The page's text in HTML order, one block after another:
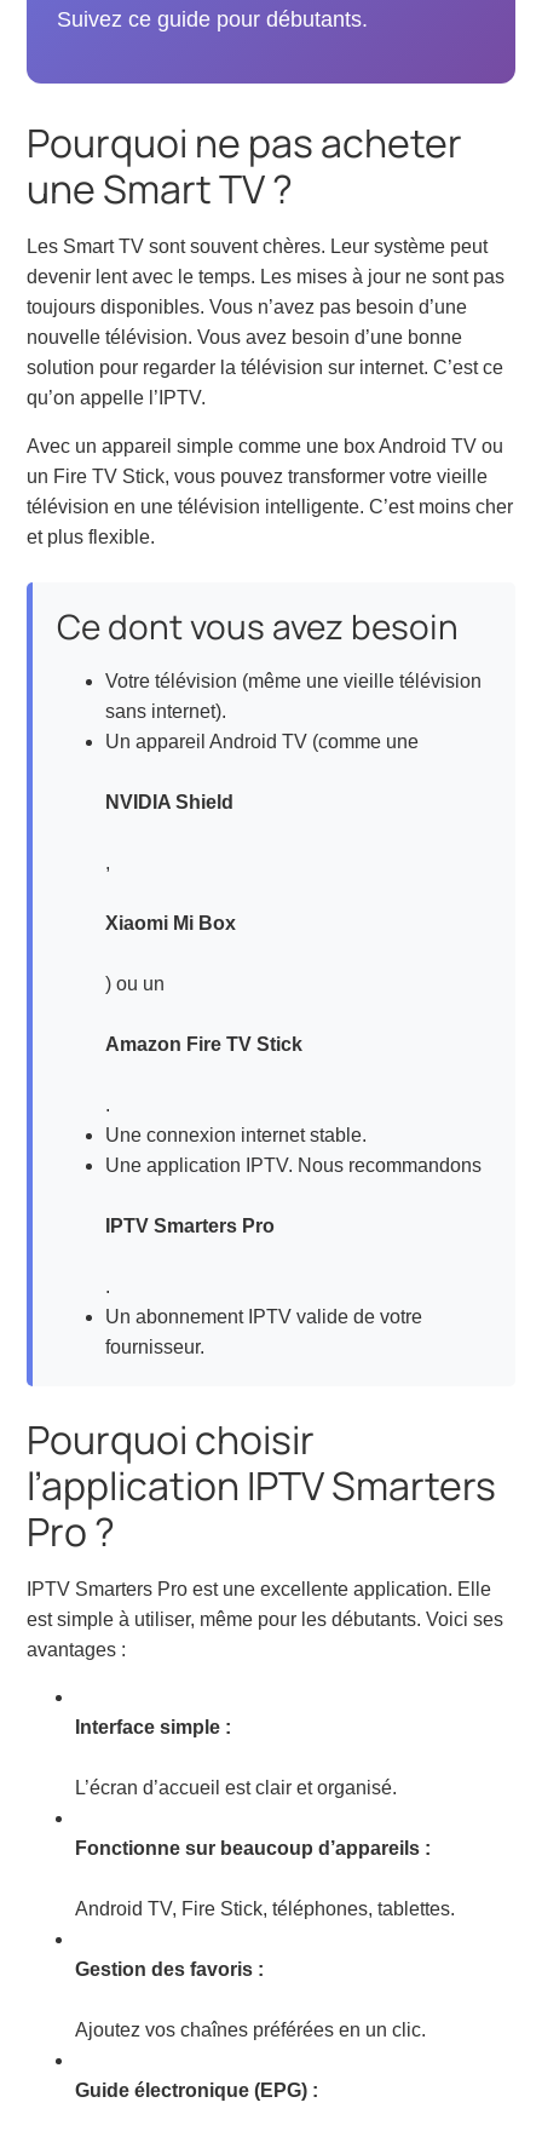
Suivez ce guide pour débutants.
Pourquoi ne pas acheter
une Smart TV ?
Les Smart TV sont souvent chères. Leur système peut
devenir lent avec le temps. Les mises à jour ne sont pas
toujours disponibles. Vous n’avez pas besoin d’une
nouvelle télévision. Vous avez besoin d’une bonne
solution pour regarder la télévision sur internet. C’est ce
qu’on appelle l’IPTV.
Avec un appareil simple comme une box Android TV ou
un Fire TV Stick, vous pouvez transformer votre vieille
télévision en une télévision intelligente. C’est moins cher
et plus flexible.
Ce dont vous avez besoin
Votre télévision (même une vieille télévision
sans internet).
Un appareil Android TV (comme une
NVIDIA Shield
,
Xiaomi Mi Box
) ou un
Amazon Fire TV Stick
.
Une connexion internet stable.
Une application IPTV. Nous recommandons
IPTV Smarters Pro
.
Un abonnement IPTV valide de votre
fournisseur.
Pourquoi choisir
l’application IPTV Smarters
Pro ?
IPTV Smarters Pro est une excellente application. Elle
est simple à utiliser, même pour les débutants. Voici ses
avantages :
Interface simple :
L’écran d’accueil est clair et organisé.
Fonctionne sur beaucoup d’appareils :
Android TV, Fire Stick, téléphones, tablettes.
Gestion des favoris :
Ajoutez vos chaînes préférées en un clic.
Guide électronique (EPG) :